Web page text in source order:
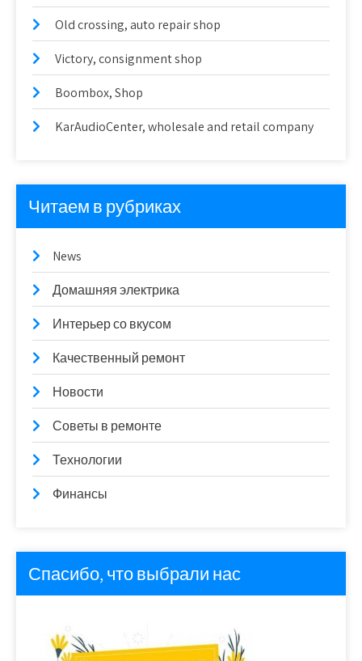
Old crossing, auto repair shop
Victory, consignment shop
Boombox, Shop
KarAudioCenter, wholesale and retail company
Читаем в рубриках
News
Домашняя электрика
Интерьер со вкусом
Качественный ремонт
Новости
Советы в ремонте
Технологии
Финансы
Спасибо, что выбрали нас